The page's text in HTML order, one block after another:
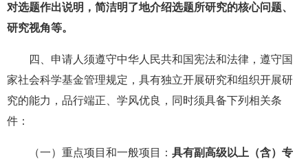
对选题作出说明，简洁明了地介绍选题所研究的核心问题、
研究视角等。
四、申请人须遵守中华人民共和国宪法和法律，遵守国
家社会科学基金管理规定，具有独立开展研究和组织开展研
究的能力，品行端正、学风优良，同时须具备下列相关条
件：
（一）重点项目和一般项目： 具有副高级以上（含）专